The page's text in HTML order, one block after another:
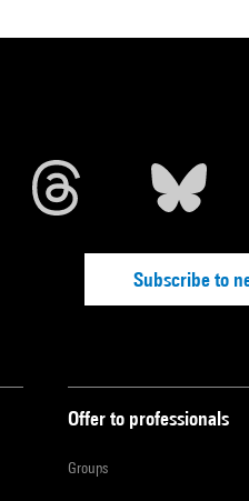
Subscribe to
Offer to professionals
Groups